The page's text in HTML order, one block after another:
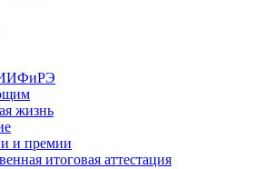
жизнь
и премии
итоговая аттестация